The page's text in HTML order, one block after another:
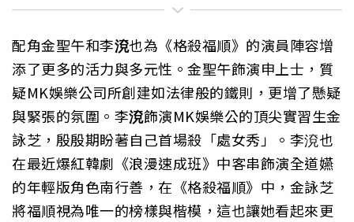
配角金聖午和李渷也為《格殺福順》的演員陣容增
添了更多的活力與多元性。金聖午飾演申上士，質
疑MK娛樂公司所創建如法律般的鐵則，更增了懸疑
與緊張的氛圍。李渷飾演MK娛樂公的頂尖實習生金
詠芝，殷殷期盼著自己首場殺「處女秀」。李渷也
在最近爆紅韓劇《浪漫速成班》中客串飾演全道嬿
的年輕版角色南行善，在《格殺福順》中，金詠芝
將福順視為唯一的榜樣與楷模，這也讓她看起來更